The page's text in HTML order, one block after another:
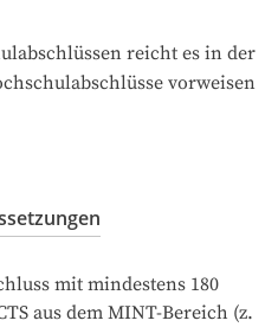
reicht es in der
vorweisen
mit mindestens 180
aus dem MINT-Bereich (z.